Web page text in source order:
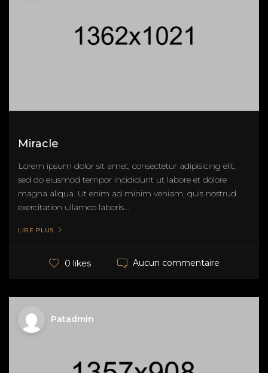
Miracle
Lorem ipsum dolor sit amet, consectetur adipisicing elit,
sed do eiusmod tempor incididunt ut labore et dolore
magna aliqua. Ut enim ad minim veniam, quis nostrud
exercitation ullamco laboris...
LIRE PLUS
0 likes Aucun commentaire
Patadmin